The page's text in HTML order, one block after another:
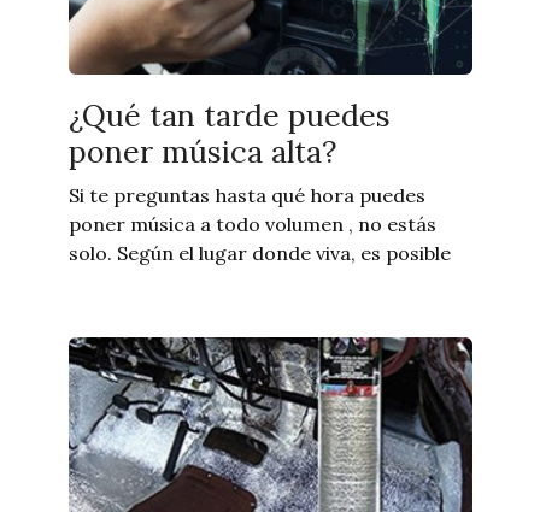
¿Qué tan tarde puedes
poner música alta?
Si te preguntas hasta qué hora puedes
poner música a todo volumen , no estás
solo. Según el lugar donde viva, es posible